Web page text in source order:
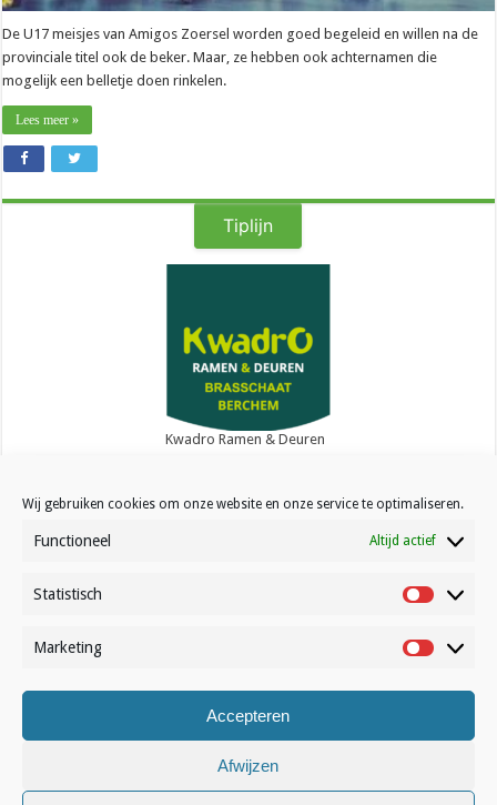
Wij gebruiken cookies om onze website en onze service te optimaliseren.
Functioneel Altijd actief
Statistisch Statistisch
Marketing
Accepteren
Afwijzen
De U17 meisjes van Amigos Zoersel worden goed begeleid en willen na de
provinciale titel ook de beker. Maar, ze hebben ook achternamen die
mogelijk een belletje doen rinkelen.
Lees meer »
Tiplijn
Kwadro Ramen & Deuren
Contact
© Volleynews.be2026
Algemene voorwaarden|Privacy